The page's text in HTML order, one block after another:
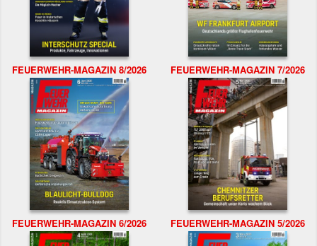
FEUERWEHR-MAGAZIN 8/2026 FEUERWEHR-MAGAZIN 7/2026
FEUERWEHR-MAGAZIN 6/2026 FEUERWEHR-MAGAZIN 5/2026